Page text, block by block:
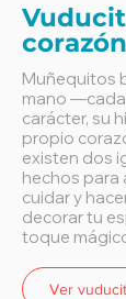
corazón
Muñequitos
mano
carácter, su
propio
existen dos
hechos para
cuidar y
decorar tu
toque
Ver